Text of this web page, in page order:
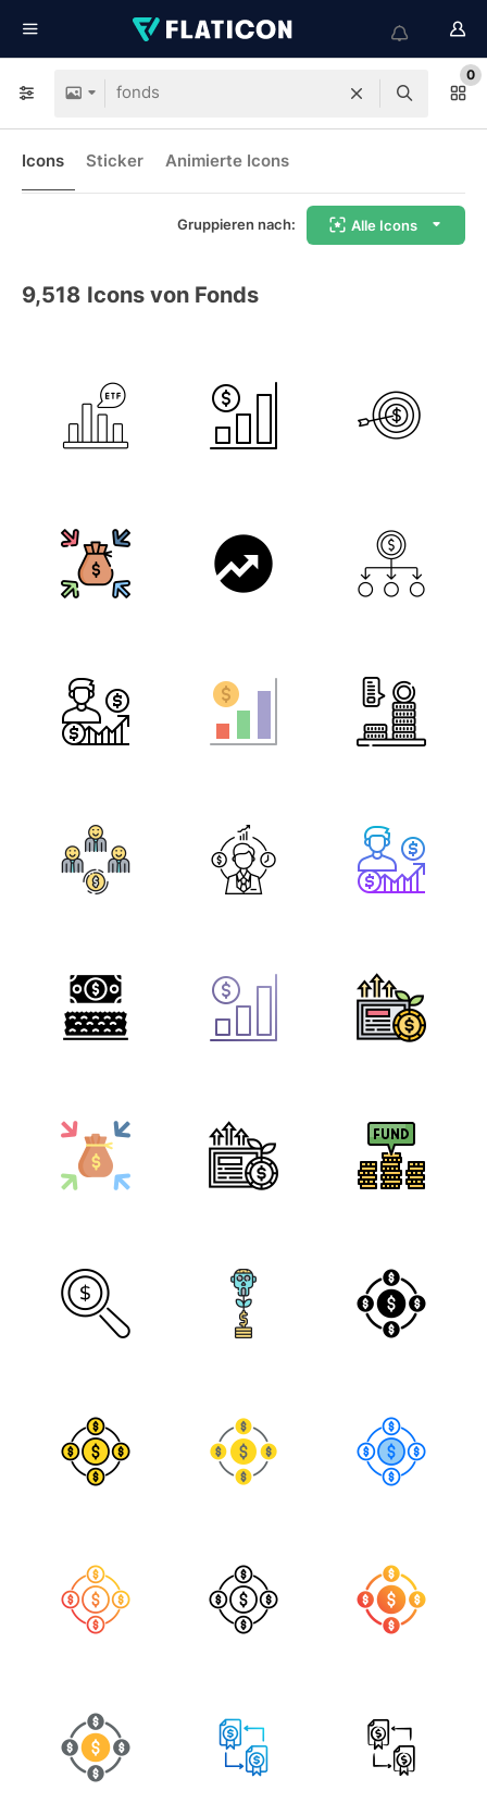
0
Icons Sticker Animierte Icons
Gruppieren nach: Alle Icons
9,518 Icons von Fonds